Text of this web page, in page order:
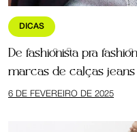
DICAS
De fashionista pra
marcas de calças jeans
6 DE FEVEREIRO DE 2025